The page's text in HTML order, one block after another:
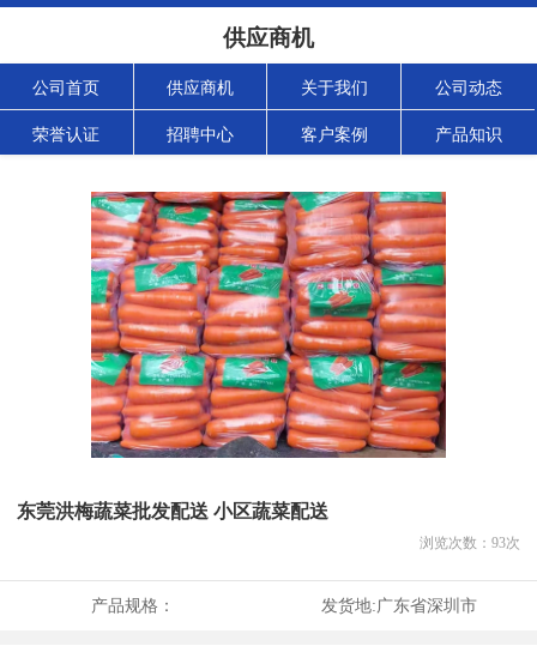
供应商机
公司首页 供应商机 关于我们 公司动态
荣誉认证 招聘中心 客户案例 产品知识
东莞洪梅蔬菜批发配送 小区蔬菜配送
浏览次数： 93次
产品规格： 发货地:广东省深圳市